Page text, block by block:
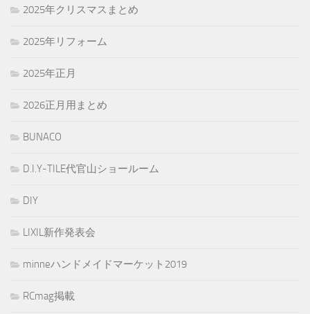
2025年クリスマスまとめ
2025年リフォーム
2025年正月
2026正月用まとめ
BUNACO
D.I.Y-TILE代官山ショールーム
DIY
LIXIL新作発表会
minneハンドメイドマーケット2019
RCmag掲載